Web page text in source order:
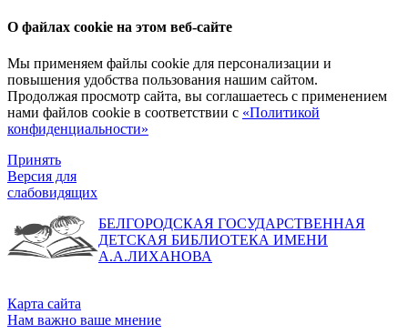
О файлах cookie на этом веб-сайте
Мы применяем файлы cookie для персонализации и
повышения удобства пользования нашим сайтом.
Продолжая просмотр сайта, вы соглашаетесь с применением
нами файлов cookie в соответствии с «Политикой
конфиденциальности»
Принять
Версия для
слабовидящих
БЕЛГОРОДСКАЯ ГОСУДАРСТВЕННАЯ
ДЕТСКАЯ БИБЛИОТЕКА ИМЕНИ
А.А.ЛИХАНОВА
Карта сайта
Нам важно ваше мнение